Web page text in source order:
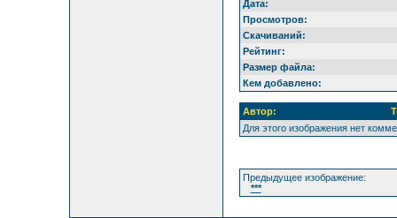
Дата:
Просмотров:
Скачиваний:
Рейтинг:
Размер файла:
Кем добавлено:
Автор:
Для этого изображения нет
Предыдущее изображение:
***